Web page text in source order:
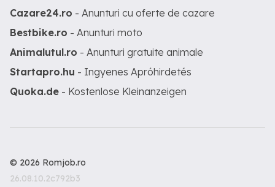
Cazare24.ro - Anunturi cu oferte de cazare
Bestbike.ro - Anunturi moto
Animalutul.ro - Anunturi gratuite animale
Startapro.hu - Ingyenes Apróhirdetés
Quoka.de - Kostenlose Kleinanzeigen
© 2026 Romjob.ro
26.08.10.2c792b3